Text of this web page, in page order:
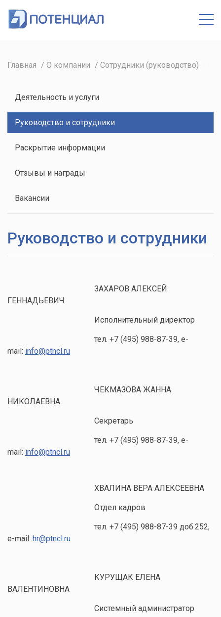
Главная О компании Сотрудники (руководство)
Деятельность и услуги
Руководство и сотрудники
Раскрытие информации
Отзывы и награды
Вакансии
Руководство и сотрудники
ЗАХАРОВ АЛЕКСЕЙ
ГЕННАДЬЕВИЧ
Исполнительный директор
тел. +7 (495) 988-87-39, e-
mail: info@ptncl.ru
ЧЕКМАЗОВА ЖАННА
НИКОЛАЕВНА
Секретарь
тел. +7 (495) 988-87-39, e-
mail: info@ptncl.ru
ХВАЛИНА ВЕРА АЛЕКСЕЕВНА
Отдел кадров
тел. +7 (495) 988-87-39 доб.252,
e-mail: hr@ptncl.ru
КУРУЩАК ЕЛЕНА
ВАЛЕНТИНОВНА
Системный администратор